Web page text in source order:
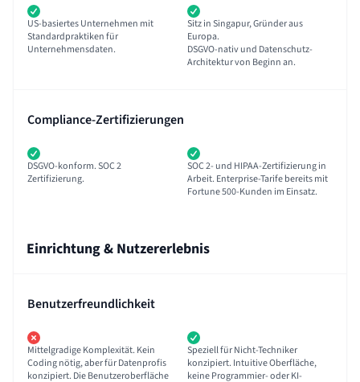
US-basiertes Unternehmen mit
Standardpraktiken für
Unternehmensdaten.
Sitz in Singapur, Gründer aus
Europa.
DSGVO-nativ und Datenschutz-
Architektur von Beginn an.
Compliance-Zertifizierungen
DSGVO-konform. SOC 2
Zertifizierung.
SOC 2- und HIPAA-Zertifizierung in
Arbeit. Enterprise-Tarife bereits mit
Fortune 500-Kunden im Einsatz.
Einrichtung & Nutzererlebnis
Benutzerfreundlichkeit
Mittelgradige Komplexität. Kein
Coding nötig, aber für Datenprofis
konzipiert. Die Benutzeroberfläche
Speziell für Nicht-Techniker
konzipiert. Intuitive Oberfläche,
keine Programmier- oder KI-